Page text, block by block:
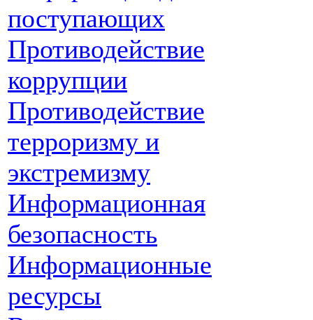
поступающих
Противодействие
коррупции
Противодействие
терроризму и
экстремизму
Информационная
безопасность
Информационные
ресурсы